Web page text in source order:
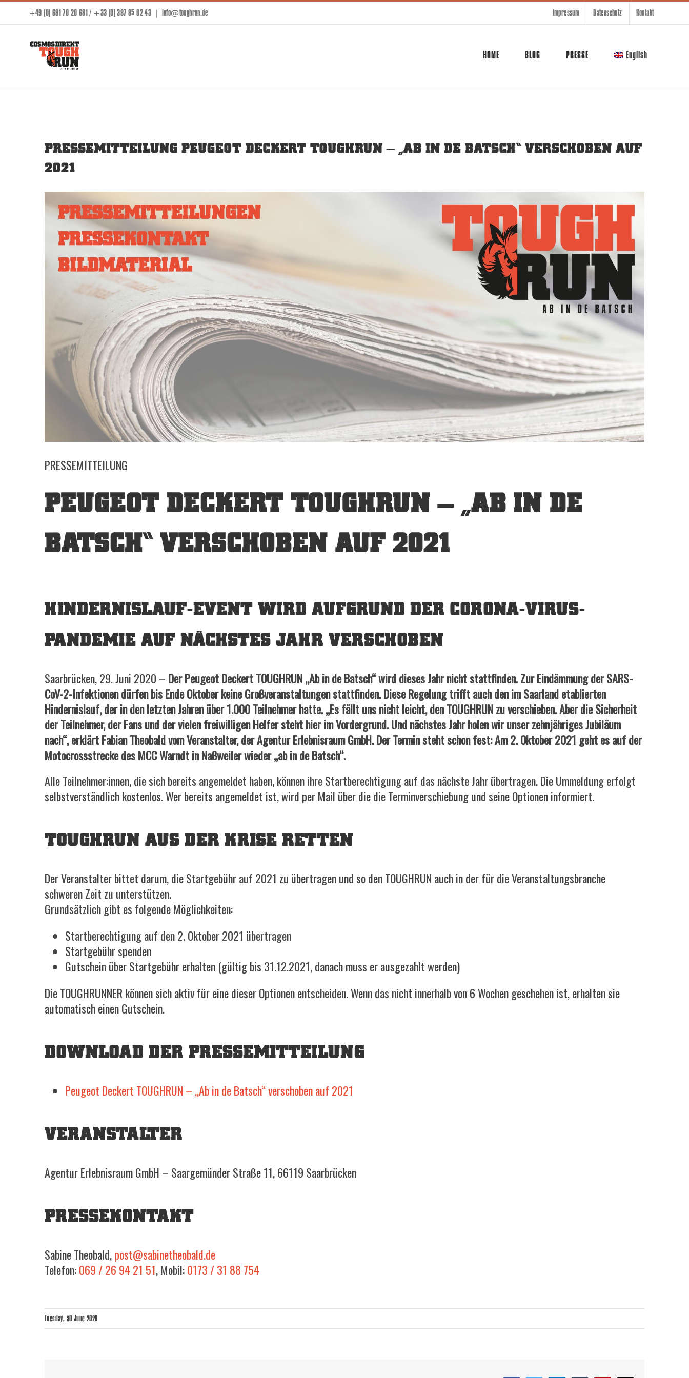
+49 (0) 681 70 20 681 / +33 (0) 387 85 02 43 | info@toughrun.de Impressum Datenschutz Kontakt
HOME BLOG PRESSE English
PRESSEMITTEILUNG PEUGEOT DECKERT TOUGHRUN – „AB IN DE BATSCH“ VERSCHOBEN AUF
2021
View
Image
PRESSEMITTEILUNG
PEUGEOT DECKERT TOUGHRUN – „AB IN DE
BATSCH“ VERSCHOBEN AUF 2021
HINDERNISLAUF-EVENT WIRD AUFGRUND DER CORONA-VIRUS-
PANDEMIE AUF NÄCHSTES JAHR VERSCHOBEN
Saarbrücken, 29. Juni 2020 – Der Peugeot Deckert TOUGHRUN „Ab in de Batsch“ wird dieses Jahr nicht stattfinden. Zur Eindämmung der SARS-
CoV-2-Infektionen dürfen bis Ende Oktober keine Großveranstaltungen stattfinden. Diese Regelung trifft auch den im Saarland etablierten
Hindernislauf, der in den letzten Jahren über 1.000 Teilnehmer hatte. „Es fällt uns nicht leicht, den TOUGHRUN zu verschieben. Aber die Sicherheit
der Teilnehmer, der Fans und der vielen freiwilligen Helfer steht hier im Vordergrund. Und nächstes Jahr holen wir unser zehnjähriges Jubiläum
nach“, erklärt Fabian Theobald vom Veranstalter, der Agentur Erlebnisraum GmbH. Der Termin steht schon fest: Am 2. Oktober 2021 geht es auf der
Motocrossstrecke des MCC Warndt in Naßweiler wieder „ab in de Batsch“.
Alle Teilnehmer:innen, die sich bereits angemeldet haben, können ihre Startberechtigung auf das nächste Jahr übertragen. Die Ummeldung erfolgt
selbstverständlich kostenlos. Wer bereits angemeldet ist, wird per Mail über die die Terminverschiebung und seine Optionen informiert.
TOUGHRUN AUS DER KRISE RETTEN
Der Veranstalter bittet darum, die Startgebühr auf 2021 zu übertragen und so den TOUGHRUN auch in der für die Veranstaltungsbranche
schweren Zeit zu unterstützen.
Grundsätzlich gibt es folgende Möglichkeiten:
Startberechtigung auf den 2. Oktober 2021 übertragen
Startgebühr spenden
Gutschein über Startgebühr erhalten (gültig bis 31.12.2021, danach muss er ausgezahlt werden)
Die TOUGHRUNNER können sich aktiv für eine dieser Optionen entscheiden. Wenn das nicht innerhalb von 6 Wochen geschehen ist, erhalten sie
automatisch einen Gutschein.
DOWNLOAD DER PRESSEMITTEILUNG
Peugeot Deckert TOUGHRUN – „Ab in de Batsch“ verschoben auf 2021
VERANSTALTER
Agentur Erlebnisraum GmbH – Saargemünder Straße 11, 66119 Saarbrücken
PRESSEKONTAKT
Sabine Theobald,post@sabinetheobald.de
Telefon:069 / 26 94 21 51, Mobil:0173 / 31 88 754
Tuesday, 30 June 2020